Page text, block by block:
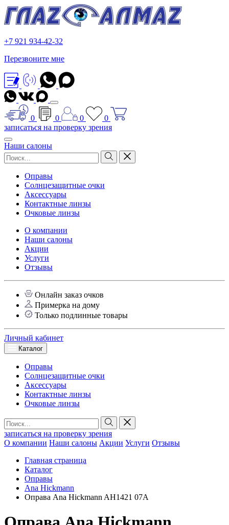
+7 921 934-42-32
Перезвоните мне
0 0 0
0
записаться на проверку зрения
Наши салоны
Оправы
Солнцезащитные очки
Аксессуары
Контактные линзы
Очковые линзы
О компании
Наши салоны
Акции
Услуги
Отзывы
Онлайн заказ очков
Примерка на дому
Только подлинные товары
Личный кабинет
Каталог
Оправы
Солнцезащитные очки
Аксессуары
Контактные линзы
Очковые линзы
записаться на проверку зрения
О компании Наши салоны Акции Услуги Отзывы
Главная страница
Каталог
Оправы
Ana Hickmann
Оправа Ana Hickmann AH1421 07A